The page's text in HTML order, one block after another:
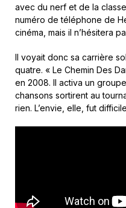
avec du nerf et de la
numéro de téléphone de
cinéma, mais il n’hésitera
Il voyait donc sa carrière
quatre. « Le Chemin Des
en 2008. Il activa un
chansons sortirent au
rien. L’envie, elle, fut